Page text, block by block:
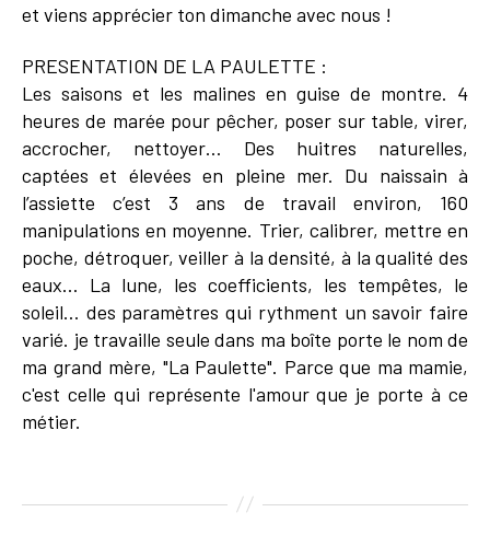
et viens apprécier ton dimanche avec nous !
PRESENTATION DE LA PAULETTE :
Les saisons et les malines en guise de montre. 4
heures de marée pour pêcher, poser sur table, virer,
accrocher, nettoyer… Des huitres naturelles,
captées et élevées en pleine mer. Du naissain à
l’assiette c’est 3 ans de travail environ, 160
manipulations en moyenne. Trier, calibrer, mettre en
poche, détroquer, veiller à la densité, à la qualité des
eaux… La lune, les coefficients, les tempêtes, le
soleil… des paramètres qui rythment un savoir faire
varié. je travaille seule dans ma boîte porte le nom de
ma grand mère, "La Paulette". Parce que ma mamie,
c'est celle qui représente l'amour que je porte à ce
métier.